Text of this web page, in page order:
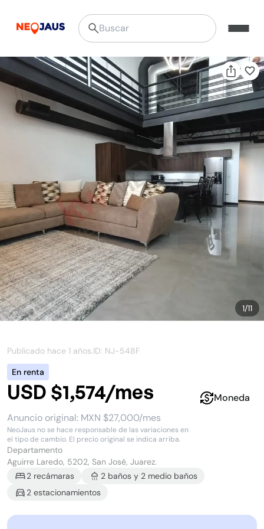
1/11
Publicado hace 1 años.ID: NJ-548F
En renta
USD $1,574/mes
Anuncio original: MXN $27,000/mes
NeoJaus no se hace responsable de las variaciones en
el tipo de cambio. El precio original se indica arriba.
Moneda
Departamento
Aguirre Laredo, 5202, San José, Juarez.
2 recámaras 2 baños y 2 medio baños
2 estacionamientos